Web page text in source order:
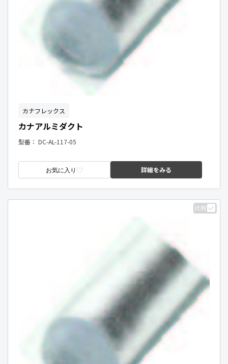
カナフレックス
カナアルミダクト
型番： DC-AL-117-05
お気に入り 詳細をみる
比較